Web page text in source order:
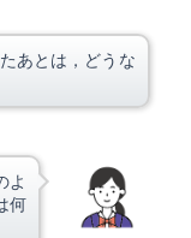
あとは，どうな
よ
何